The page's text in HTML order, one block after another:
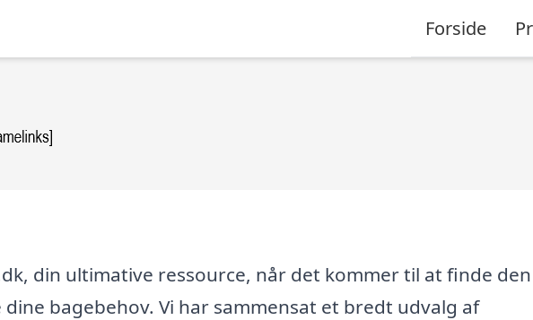
Forside
din ultimative ressource, når det kommer til at finde den
bagebehov. Vi har sammensat et bredt udvalg af